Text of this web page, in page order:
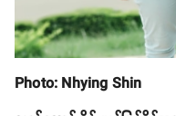
Photo: Nhying Shin